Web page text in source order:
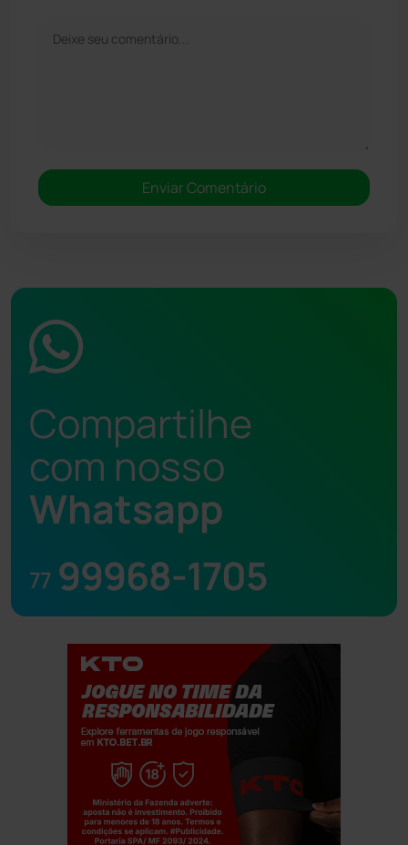
Compartilhe
com nosso
Whatsapp
77 99968-1705